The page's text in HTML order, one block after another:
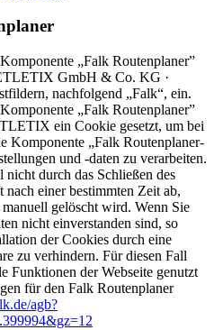
„Falk Routenplaner”
GmbH & Co. KG ·
nachfolgend „Falk“, ein.
„Falk Routenplaner”
ein Cookie gesetzt, um bei
Komponente „Falk Routenplaner-
und -daten zu verarbeiten.
durch das Schließen des
einer bestimmten Zeit ab,
gelöscht wird. Wenn Sie
nicht einverstanden sind, so
der Cookies durch eine
zu verhindern. Für diesen Fall
Funktionen der Webseite genutzt
für den Falk Routenplaner
agb?